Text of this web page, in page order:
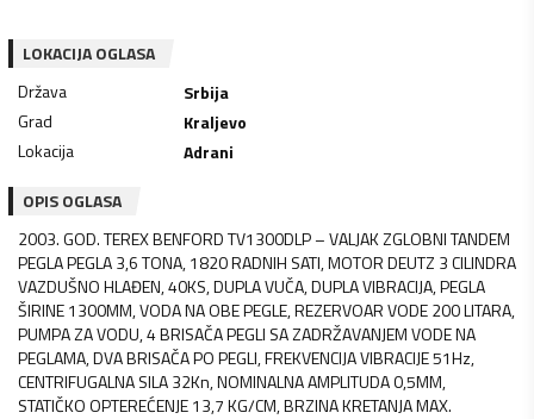
LOKACIJA OGLASA
Država
Srbija
Grad
Kraljevo
Lokacija
Adrani
OPIS OGLASA
2003. GOD. TEREX BENFORD TV1300DLP – VALJAK ZGLOBNI TANDEM
PEGLA PEGLA 3,6 TONA, 1820 RADNIH SATI, MOTOR DEUTZ 3 CILINDRA
VAZDUŠNO HLAĐEN, 40KS, DUPLA VUČA, DUPLA VIBRACIJA, PEGLA
ŠIRINE 1300MM, VODA NA OBE PEGLE, REZERVOAR VODE 200 LITARA,
PUMPA ZA VODU, 4 BRISAČA PEGLI SA ZADRŽAVANJEM VODE NA
PEGLAMA, DVA BRISAČA PO PEGLI, FREKVENCIJA VIBRACIJE 51Hz,
CENTRIFUGALNA SILA 32Kn, NOMINALNA AMPLITUDA 0,5MM,
STATIČKO OPTEREĆENJE 13,7 KG/CM, BRZINA KRETANJA MAX.